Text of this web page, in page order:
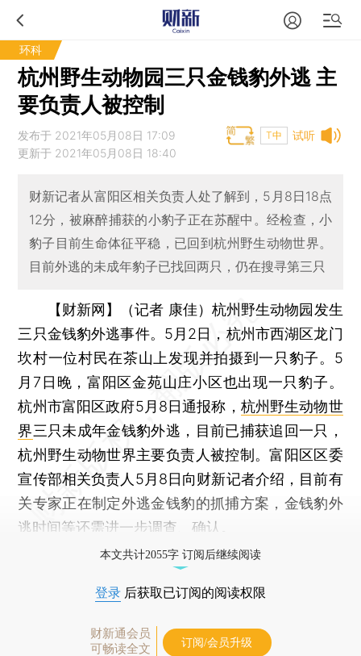
环科
杭州野生动物园三只金钱豹外逃 主
要负责人被控制
试听
发布于 2021年05月08日 17:09
更新于 2021年05月08日 18:40
T中
财新记者从富阳区相关负责人处了解到，5月8日18点
12分，被麻醉捕获的小豹子正在苏醒中。经检查，小
豹子目前生命体征平稳，已回到杭州野生动物世界。
目前外逃的未成年豹子已找回两只，仍在搜寻第三只
【财新网】（记者 康佳） 杭州野生动物园发生
三只金钱豹外逃事件。5月2日，杭州市西湖区龙门
坎村一位村民在茶山上发现并拍摄到一只豹子。5
月7日晚，富阳区金苑山庄小区也出现一只豹子。
杭州市富阳区政府5月8日通报称， 杭州野生动物世
界三只未成年金钱豹外逃，目前已捕获追回一只，
杭州野生动物世界主要负责人被控制。富阳区区委
宣传部相关负责人5月8日向财新记者介绍，目前有
关专家正在制定外逃金钱豹的抓捕方案，金钱豹外
逃时间等还需进一步调查、确认。
本文共计2055字 订阅后继续阅读
登录 后获取已订阅的阅读权限
财新通会员
可畅读全文
订阅/会员升级